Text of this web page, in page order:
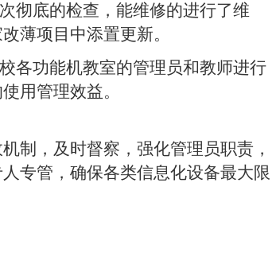
彻底的检查，能维修的进行了维
薄项目中添置更新。
各功能机教室的管理员和教师进行
用管理效益。
制，及时督察，强化管理员职责，
专管，确保各类信息化设备最大限